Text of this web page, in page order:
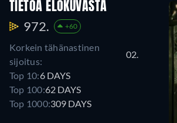
TIETOA ELOKUVASTA
972. +60
Korkein tähänastinen
sijoitus:
02.
Top 10:6 DAYS
Top 100:62 DAYS
Top 1000:309 DAYS